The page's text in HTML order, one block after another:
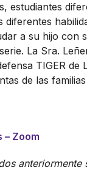
estudiantes
a su hijo con
La Sra.
TIGER de
de las
– Zoom